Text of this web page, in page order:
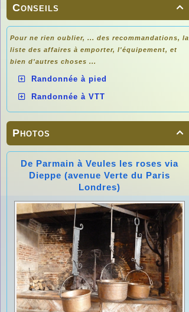

Conseils
Pour ne rien oublier, ... des recommandations, la
liste des affaires à emporter, l'équipement, et
bien d'autres choses ...
Randonnée à pied
Randonnée à VTT

Photos
De Parmain à Veules les roses via
Dieppe (avenue Verte du Paris
Londres)